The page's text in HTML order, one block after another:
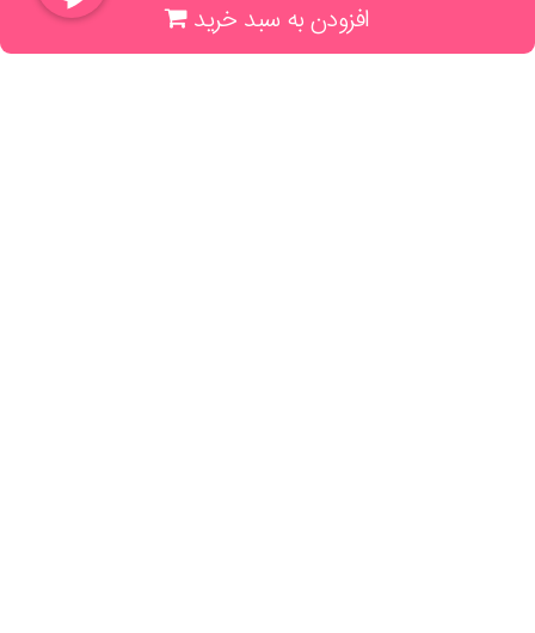
افزودن به سبد خرید
(جهت خرید حضوری، تلفنی ، پیگیری سفارشات سایت با شماره تلفن 02166175070
تماس حاصل فرمایید)